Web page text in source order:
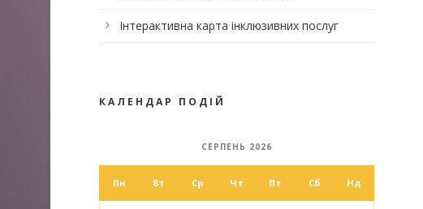
Інтерактивна карта інклюзивних послуг
КАЛЕНДАР ПОДІЙ
СЕРПЕНЬ 2026
Пн Вт Ср Чт Пт Сб Нд